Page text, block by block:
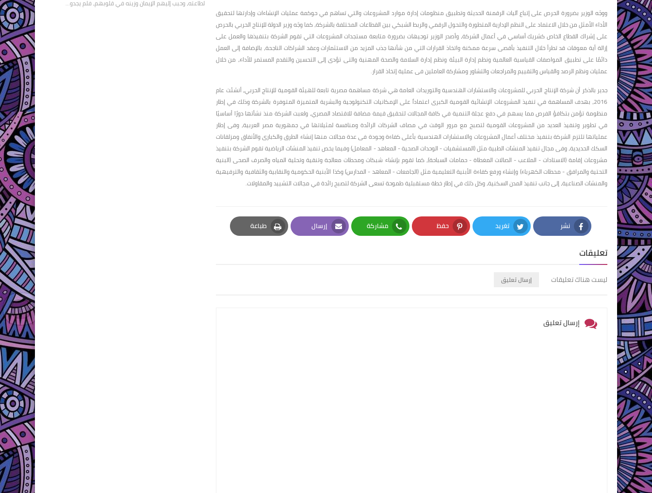
ووجّه الوزير بضرورة الحرص على إتباع آليات الرقمنة الحديثة وتطبيق منظومات إدارة موارد المشروعات والتي تساهم في حوكمة عمليات الإنشاءات وإدارتها لتحقيق
الأداء الأمثل من خلال الاعتماد على النظم الإدارية المتطورة والتحول الرقمي والربط الشبكي بين القطاعات المختلفة بالشركة، كما وجّه وزير الدولة للإنتاج الحربي بالحرص
على إشراك القطاع الخاص كشريك أساسي في أعمال الشركة، وأصدر الوزير توجيهات بضرورة متابعة مستجدات المشروعات التي تقوم الشركة بتنفيذها والعمل على
إزالة أية معوقات قد تطرأ خلال التنفيذ بأقصى سرعة ممكنة واتخاذ القرارات التي من شأنها جذب المزيد من الاستثمارات وعقد الشراكات الناجحة، بالإضافة إلى العمل
دائمًا على تطبيق المواصفات القياسية العالمية ونظم إدارة البيئة ونظم إدارة السلامة والصحة المهنية والتى تؤدى إلى التحسين والتقدم المستمر للأداء، من خلال
عمليات ونظم الرصد والقياس والتقييم والمراجعات والتشاور ومشاركة العاملين فى عملية إتخاذ القرار.
جدير بالذكر أن شركة الإنتاج الحربي للمشروعات والاستشارات الهندسية والتوريدات العامة هي شركة مساهمة مصرية تابعة للهيئة القومية للإنتاج الحربي، أنشئت عام
2016، بهدف المساهمة في تنفيذ المشروعات الإنشائية القومية الكبرى اعتماداً على الإمكانيات التكنولوجية والبشرية المتميزة المتوفرة بالشركة وذلك في إطار
منظومة تؤمن بتكافؤ الفرص مما يسهم في دفع عجلة التنمية في كافة المجالات لتحقيق قيمة مضافة للاقتصاد المصري، ولعبت الشركة منذ نشأتها دورًا أساسيًا
في تطوير وتنفيذ العديد من المشروعات القومية لتصبح مع مرور الوقت في مصاف الشركات الرائدة ومنافسة لمثيلاتها في جمهورية مصر العربية، وفى إطار
عملياتها تلتزم الشركة بتنفيذ مختلف أعمال المشروعات والاستشارات الهندسية بأعلى كفاءة وجودة فى عدة مجالات منها إنشاء الطرق والكبارى والأنفاق ومزلقانات
السكك الحديدية، وفى مجال تنفيذ المنشآت الطبية مثل (المستشفيات - الوحدات الصحية - المعاهد - المعامل) وفيما يخص تنفيذ المنشآت الرياضية تقوم الشركة بتنفيذ
مشروعات إقامة (الاستادات - الملاعب - الصالات المغطاة - حمامات السباحة)، كما تقوم بإنشاء شبكات ومحطات معالجة وتنقية وتحلية المياه والصرف الصحى (البنية
التحتية والمرافق - محطات الكهرباء) وإنشاء ورفع كفاءة الأبنية التعليمية مثل (الجامعات - المعاهد - المدارس) وكذا الأبنية الحكومية والنقابية والثقافية والترفيهية
والمنشآت الصناعية، إلى جانب تنفيذ المدن السكنية، وكل ذلك في إطار خطة مستقبلية طموحة تسعى الشركة لتصبح رائدة في مجالات التشييد والمقاولات.
نشر
Facebook
تغريد
Twitter
حفظ
Pinterest
مشاركة
Whatsapp
إرسال
Email
طباعة
Print
تعليقات
ليست هناك تعليقات إرسال تعليق
إرسال تعليق
لطاعته، وحبب إليهم الإيمان وزينه في قلوبهم، فلم يجدو…